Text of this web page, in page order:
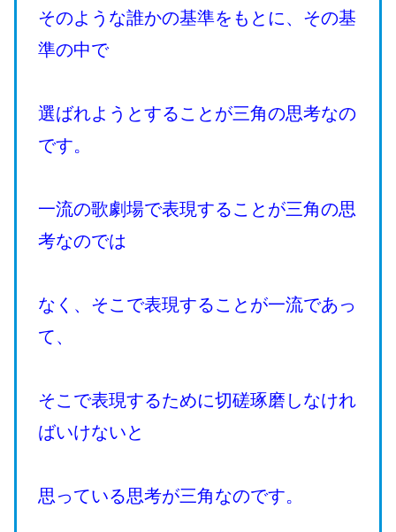
そのような誰かの基準をもとに、その基
準の中で
選ばれようとすることが三角の思考なの
です。
一流の歌劇場で表現することが三角の思
考なのでは
なく、そこで表現することが一流であっ
て、
そこで表現するために切磋琢磨しなけれ
ばいけないと
思っている思考が三角なのです。